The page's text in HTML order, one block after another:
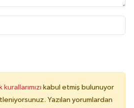
kabul etmiş bulunuyor
Yazılan yorumlardan